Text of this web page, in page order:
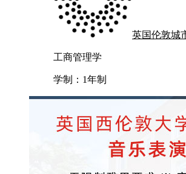
英国伦敦城
工商管理学
学制： 1年制